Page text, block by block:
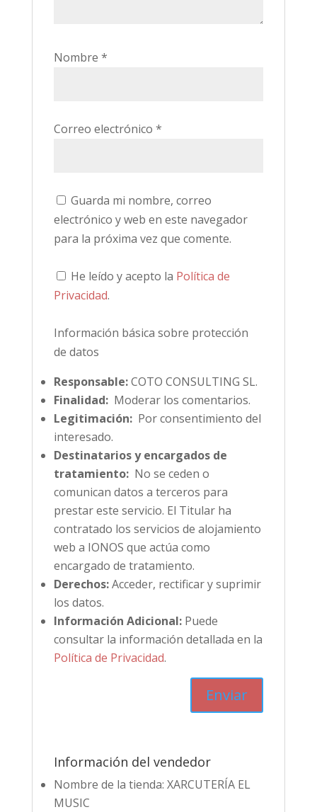
Nombre *
Correo electrónico *
Guarda mi nombre, correo
electrónico y web en este navegador
para la próxima vez que comente.
He leído y acepto la Política de
Privacidad.
Información básica sobre protección
de datos
Responsable:COTO CONSULTING SL.
Finalidad:Moderar los comentarios.
Legitimación:Por consentimiento del
interesado.
Destinatarios y encargados de
tratamiento:No se ceden o
comunican datos a terceros para
prestar este servicio. El Titular ha
contratado los servicios de alojamiento
web a IONOS que actúa como
encargado de tratamiento.
Derechos:Acceder, rectificar y suprimir
los datos.
Información Adicional:Puede
consultar la información detallada en la
Política de Privacidad.
Información del vendedor
Nombre de la tienda: XARCUTERÍA EL
MUSIC